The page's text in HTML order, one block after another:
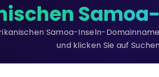
Samoa-Inseln-
und klicken Sie auf